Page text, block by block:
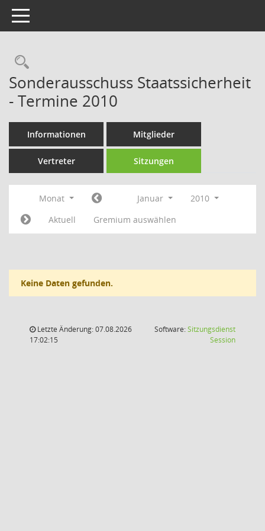
Toggle navigation
Rechercheauswahl
Sonderausschuss Staatssicherheit
- Termine 2010
Informationen Mitglieder
Vertreter Sitzungen
Monat Januar
2010
Aktuell
Gremium auswählen
Keine Daten gefunden.
Letzte Änderung: 07.08.2026
17:02:15
Software:Sitzungsdienst
Session(Wird in